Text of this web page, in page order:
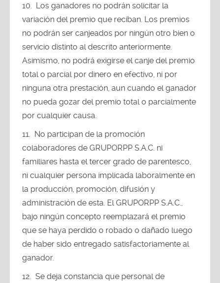
Los ganadores no podrán solicitar la
variación del premio que reciban. Los premios
no podrán ser canjeados por ningún otro bien o
servicio distinto al descrito anteriormente.
Asimismo, no podrá exigirse el canje del premio
total o parcial por dinero en efectivo, ni por
ninguna otra prestación, aun cuando el ganador
no pueda gozar del premio total o parcialmente
por cualquier causa.
No participan de la promoción
colaboradores de GRUPORPP S.A.C. ni
familiares hasta el tercer grado de parentesco,
ni cualquier persona implicada laboralmente en
la producción, promoción, difusión y
administración de esta. El GRUPORPP S.A.C.,
bajo ningún concepto reemplazará el premio
que se haya perdido o robado o dañado luego
de haber sido entregado satisfactoriamente al
ganador.
Se deja constancia que personal de